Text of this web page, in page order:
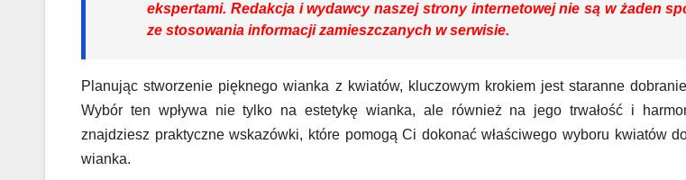
ekspertami. Redakcja i wydawcy naszej strony internetowej nie są w żaden
ze stosowania informacji zamieszczanych w serwisie.
Planując stworzenie pięknego wianka z kwiatów, kluczowym krokiem jest staranne
Wybór ten wpływa nie tylko na estetykę wianka, ale również na jego trwałość i
znajdziesz praktyczne wskazówki, które pomogą Ci dokonać właściwego wyboru kwiatów
wianka.